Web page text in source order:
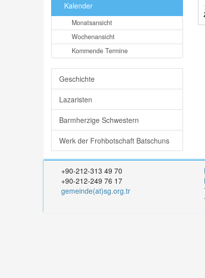
Kalender
Monatsansicht
Wochenansicht
Kommende Termine
Geschichte
Lazaristen
Barmherzige Schwestern
Werk der Frohbotschaft Batschuns
+90-212-313 49 70
+90-212-249 76 17
gemeinde(at)sg.org.tr